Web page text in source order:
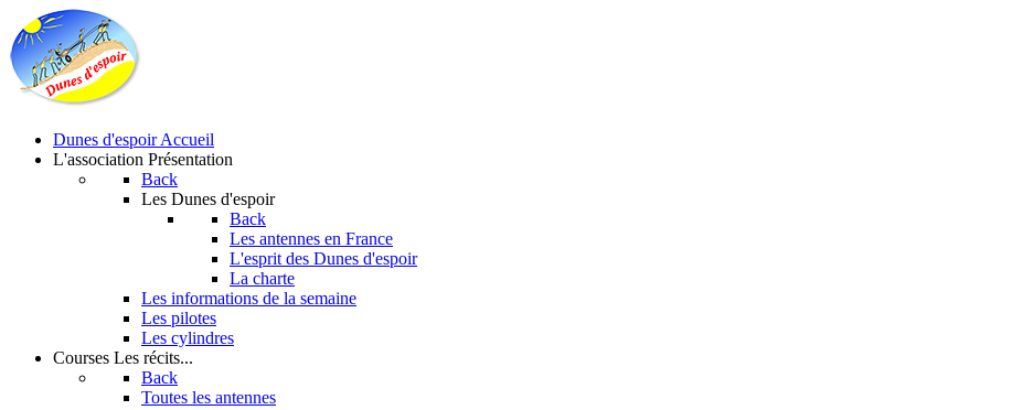
Dunes d'espoir Accueil
L'association Présentation
Back
Les Dunes d'espoir
Back
Les antennes en France
L'esprit des Dunes d'espoir
La charte
Les informations de la semaine
Les pilotes
Les cylindres
Courses Les récits...
Back
Toutes les antennes